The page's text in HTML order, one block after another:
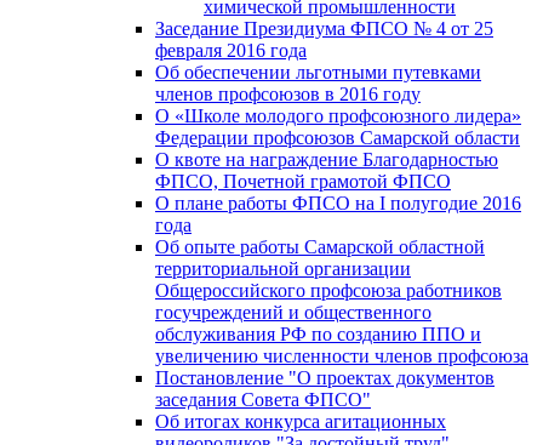
химической промышленности
Заседание Президиума ФПСО № 4 от 25
февраля 2016 года
Об обеспечении льготными путевками
членов профсоюзов в 2016 году
О «Школе молодого профсоюзного лидера»
Федерации профсоюзов Самарской области
О квоте на награждение Благодарностью
ФПСО, Почетной грамотой ФПСО
О плане работы ФПСО на I полугодие 2016
года
Об опыте работы Самарской областной
территориальной организации
Общероссийского профсоюза работников
госучреждений и общественного
обслуживания РФ по созданию ППО и
увеличению численности членов профсоюза
Постановление "О проектах документов
заседания Совета ФПСО"
Об итогах конкурса агитационных